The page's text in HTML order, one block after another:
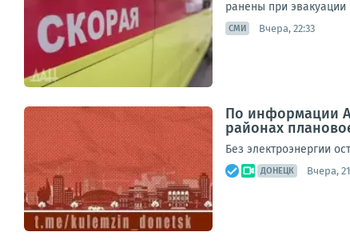
ранены при
СМИ Вчера, 22:33
По информации
районах
Без электроэнергии
ДОНЕЦК Вчера,